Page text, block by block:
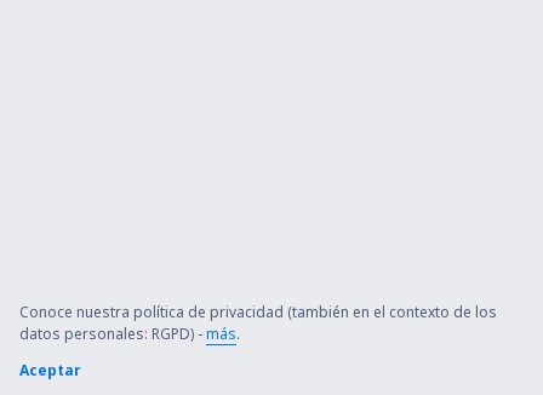
Conoce nuestra política de privacidad (también en el contexto de los
datos personales: RGPD) -más.
Aceptar